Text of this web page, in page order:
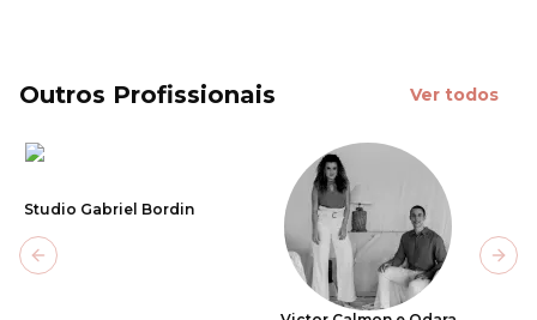
Outros Profissionais Ver todos
Studio Gabriel Bordin
Previous slide